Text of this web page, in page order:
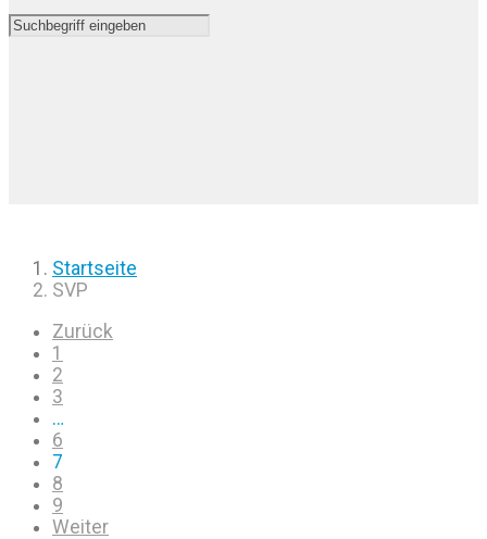
Startseite
SVP
Zurück
1
2
3
…
6
7
8
9
Weiter